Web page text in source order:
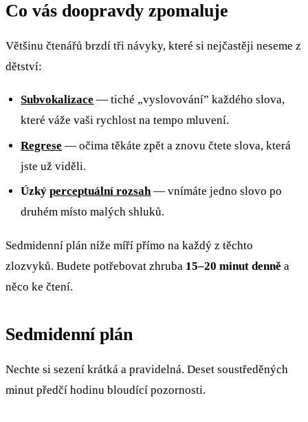
Co vás doopravdy zpomaluje
Většinu čtenářů brzdí tři návyky, které si nejčastěji neseme z
dětství:
Subvokalizace — tiché „vyslovování” každého slova,
které váže vaši rychlost na tempo mluvení.
Regrese — očima těkáte zpět a znovu čtete slova, která
jste už viděli.
Úzkýperceptuální rozsah— vnímáte jedno slovo po
druhém místo malých shluků.
Sedmidenní plán níže míří přímo na každý z těchto
zlozvyků. Budete potřebovat zhruba 15–20 minut denně a
něco ke čtení.
Sedmidenní plán
Nechte si sezení krátká a pravidelná. Deset soustředěných
minut předčí hodinu bloudící pozornosti.